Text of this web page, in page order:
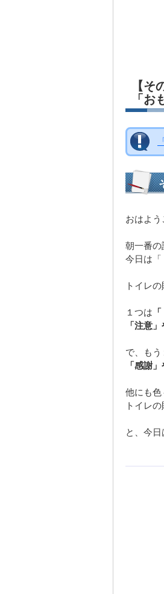
【
「お
おはよう
朝一番の
今日は「
トイレ
１つは
「注意
で、もう
「感謝
他にも色
トイレ
と、今日